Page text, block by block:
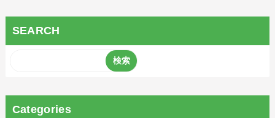
SEARCH
Categories